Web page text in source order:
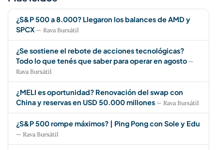
¿S&P 500 a 8.000? Llegaron los balances de AMD y
SPCX — Rava Bursátil
¿Se sostiene el rebote de acciones tecnológicas?
Todo lo que tenés que saber para operar en agosto —
Rava Bursátil
¿MELI es oportunidad? Renovación del swap con
China y reservas en USD 50.000 millones — Rava Bursátil
¿S&P 500 rompe máximos? | Ping Pong con Sole y Edu
— Rava Bursátil